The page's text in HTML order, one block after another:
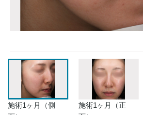
施術1ヶ月（側
施術1ヶ月（正